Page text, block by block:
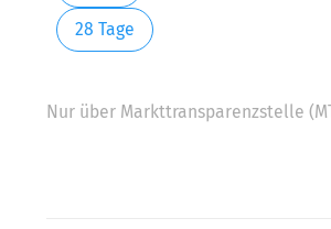
28 Tage
Nur über Markttransparenzstelle